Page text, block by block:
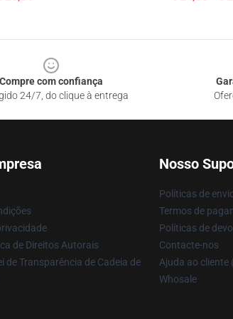
Compre com confiança
24/7, do clique à entrega
de Direitos Autorais
de Transparência de Cadeia de
Nosso
Políticas de
Termos de
Políticas de
Contacte-nos
Ajuda ao cliente
Whosale